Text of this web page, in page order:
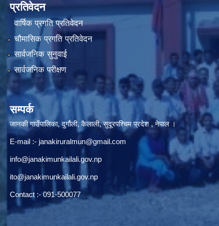
प्रतिवेदन
वार्षिक प्रगति प्रतिवेदन
चौमासिक प्रगति प्रतिवेदन
सार्वजनिक सुनुवाई
सार्वजनिक परीक्षण
सम्पर्क
जानकी गाउँपालिका, दुर्गौली, कैलाली, सुदूरपश्चिम प्रदेश , नेपाल ।
E-mail :- janakiruralmun@gmail.com
info@janakimunkailali.gov.np
ito@janakimunkailali.gov.np
Contact :- 091-500077